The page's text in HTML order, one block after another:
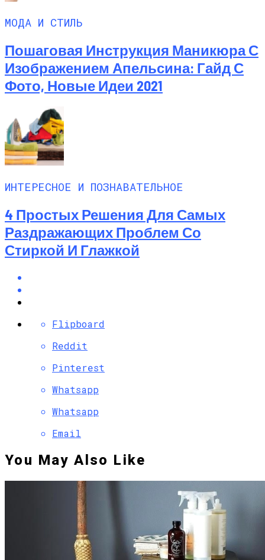
МОДА И СТИЛЬ
Пошаговая Инструкция Маникюра С
Изображением Апельсина: Гайд С
Фото, Новые Идеи 2021
ИНТЕРЕСНОЕ И ПОЗНАВАТЕЛЬНОЕ
4 Простых Решения Для Самых
Раздражающих Проблем Со
Стиркой И Глажкой
Flipboard
Reddit
Pinterest
Whatsapp
Whatsapp
Email
You May Also Like